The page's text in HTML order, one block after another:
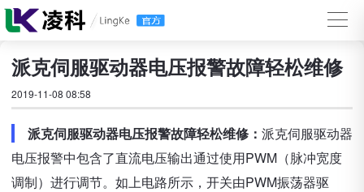
派克伺服驱动器电压报警故障轻松维修
2019-11-08 08:58
派克伺服驱动器电压报警故障轻松维修： 派克伺服驱动器
电压报警中包含了直流电压输出通过使用PWM（脉冲宽度
调制）进行调节。如上电路所示，开关由PWM振荡器驱